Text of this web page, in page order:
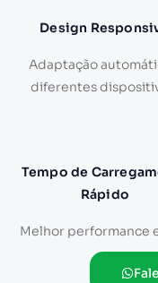
Design
Adaptação
diferentes
Tempo de
Rápido
Melhor performance